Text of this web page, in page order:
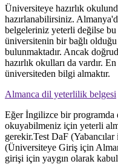
Üniversiteye hazırlık
hazırlanabilirsiniz.
belgeleriniz yeterli değilse
üniversitenin bir bağlı
bulunmaktadır. Ancak
hazırlık okulları da vardır.
üniversiteden bilgi almaktır.
Almanca dil yeterlilik belgesi
Eğer İngilizce bir programda
okuyabilmeniz için yeterli
gerekir.Test DaF
(Üniversiteye Giriş için
girişi için yaygın olarak kabul